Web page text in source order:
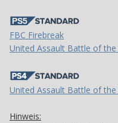
FBC Firebreak
United Assault Battle of the
United Assault Battle of the
Hinweis: